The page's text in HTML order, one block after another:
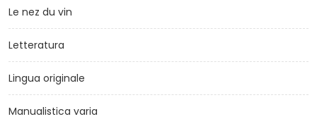
Le nez du vin
Letteratura
Lingua originale
Manualistica varia